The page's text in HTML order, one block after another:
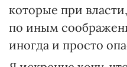
которые при
по иным
иногда и просто